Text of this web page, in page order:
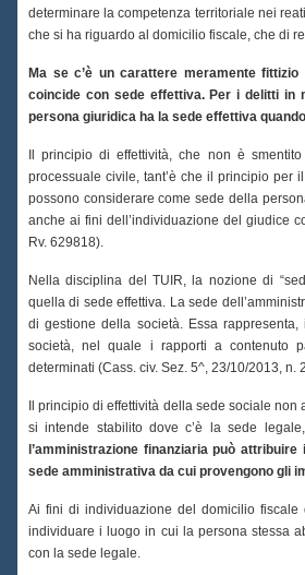
determinare la competenza territoriale nei
che si ha riguardo al domicilio fiscale, che di
Ma se c’è un carattere meramente
coincide con sede effettiva. Per i delitti in
persona giuridica ha la sede effettiva
Il principio di effettività, che non è
processuale civile, tant’è che il principio per
possono considerare come sede della
anche ai fini dell’individuazione del giudice
Rv. 629818).
Nella disciplina del TUIR, la nozione di
quella di sede effettiva. La sede
di gestione della società. Essa
società, nel quale i rapporti a contenuto
determinati (Cass. civ. Sez. 5^, 23/10/2013, n.
Il principio di effettività della sede sociale
si intende stabilito dove c’è la sede
l’amministrazione finanziaria può
sede amministrativa da cui provengono gli
Ai fini di individuazione del domicilio
individuare i luogo in cui la persona stessa
con la sede legale.